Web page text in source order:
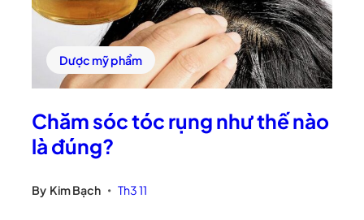
Dược mỹ phẩm
Chăm sóc tóc rụng như thế nào
là đúng?
By Kim Bạch • Th3 11